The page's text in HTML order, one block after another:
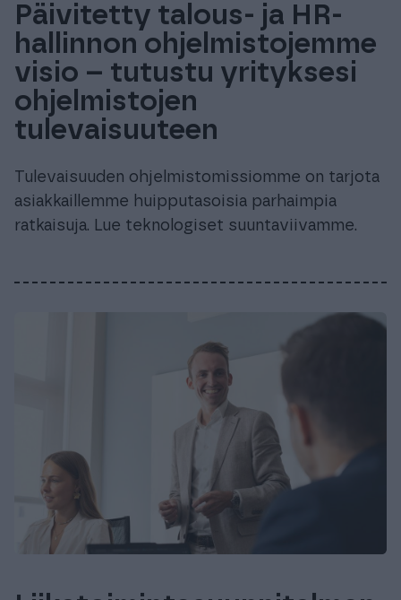
Päivitetty talous- ja HR-
hallinnon ohjelmistojemme
visio – tutustu yrityksesi
ohjelmistojen
tulevaisuuteen
Tulevaisuuden ohjelmistomissiomme on tarjota
asiakkaillemme huipputasoisia parhaimpia
ratkaisuja. Lue teknologiset suuntaviivamme.